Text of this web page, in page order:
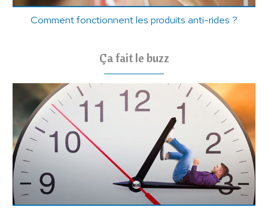
Comment fonctionnent les produits anti-rides ?
Ça fait le buzz